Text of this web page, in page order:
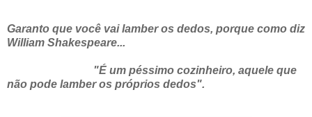
Garanto que você vai lamber os dedos, porque como diz
William Shakespeare...
"É um péssimo cozinheiro, aquele que
não pode lamber os próprios dedos".